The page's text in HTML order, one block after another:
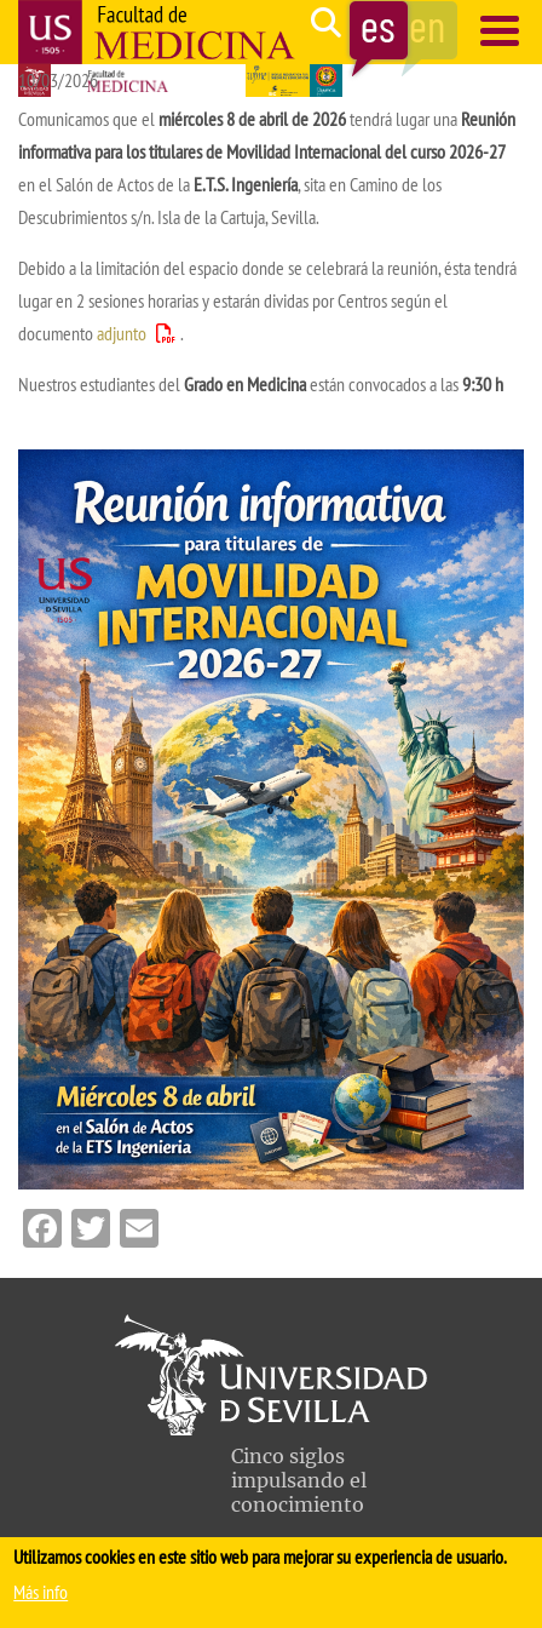
Pasar
contenido
principal
Search
Navegación
principal
10/03/2026
Comunicamos que el miércoles 8 de abril de 2026tendrá lugar una Reunión
informativa para los titulares de Movilidad Internacional del curso 2026-27
en el Salón de Actos de la E.T.S. Ingeniería, sita en Camino de los
Descubrimientos s/n. Isla de la Cartuja, Sevilla.
Debido a la limitación del espacio donde se celebrará la reunión, ésta tendrá
lugar en 2 sesiones horarias y estarán dividas por Centros según el
documentoadjunto .
Nuestros estudiantes delGrado en Medicinaestán convocados a las9:30 h
Facebook
Twitter
Cinco siglos
impulsando el
conocimiento
FACULTAD DE MEDICINA
Utilizamos cookies en este sitio web para mejorar su experiencia de usuario.
Más info